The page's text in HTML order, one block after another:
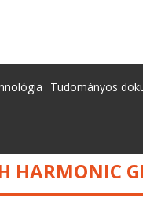
Tudományos
HARMONIC